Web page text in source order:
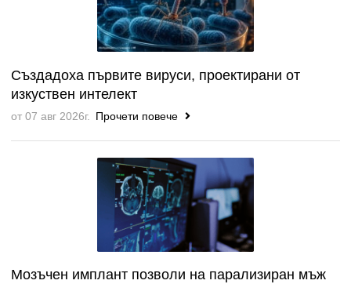
Създадоха първите вируси, проектирани от
изкуствен интелект
от 07 авг 2026г. Прочети повече
Мозъчен имплант позволи на парализиран мъж